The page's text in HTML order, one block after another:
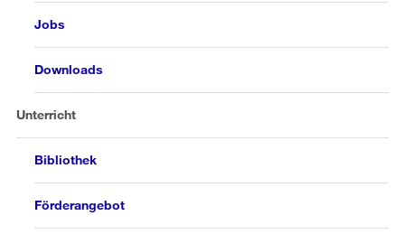
Jobs
Downloads
Unterricht
Bibliothek
Förderangebot